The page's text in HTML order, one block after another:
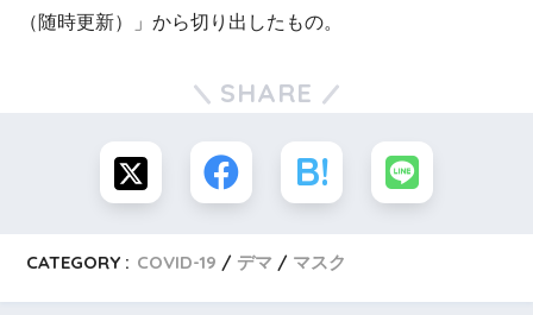
（随時更新）」から切り出したもの。
SHARE
CATEGORY : COVID-19 デマ マスク